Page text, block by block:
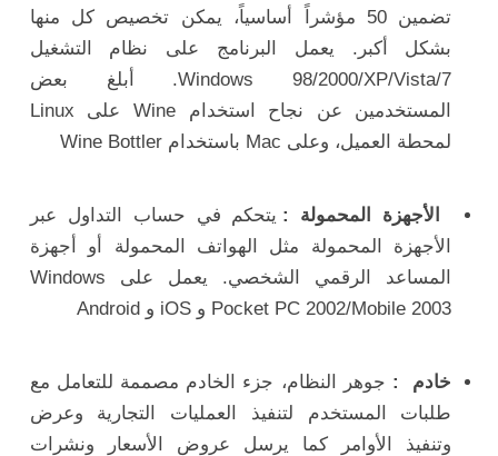
تضمين 50 مؤشراً أساسياً، يمكن تخصيص كل منها
بشكل أكبر. يعمل البرنامج على نظام التشغيل
Windows 98/2000/XP/Vista/7. أبلغ بعض
المستخدمين عن نجاح استخدام Wine على Linux
لمحطة العميل، وعلى Mac باستخدام Wine Bottler
الأجهزة المحمولة : يتحكم في حساب التداول عبر
الأجهزة المحمولة مثل الهواتف المحمولة أو أجهزة
المساعد الرقمي الشخصي. يعمل على Windows
Pocket PC 2002/Mobile 2003 و iOS و Android
خادم : جوهر النظام، جزء الخادم مصممة للتعامل مع
طلبات المستخدم لتنفيذ العمليات التجارية وعرض
وتنفيذ الأوامر كما يرسل عروض الأسعار ونشرات